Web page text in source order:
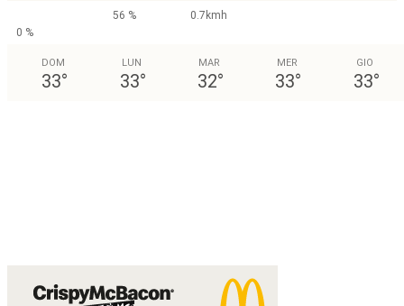
56 %
0.7kmh
0 %
DOM
33°
LUN
33°
MAR
32°
MER
33°
GIO
33°